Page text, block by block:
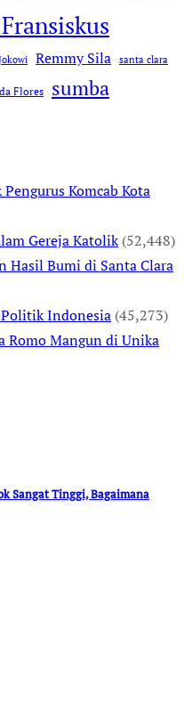
Remmy Sila santa clara
Flores sumba
Komcab Kota
Gereja Katolik (52,448)
Hasil Bumi di Santa Clara
Indonesia (45,273)
Romo Mangun di Unika
Sangat Tinggi, Bagaimana